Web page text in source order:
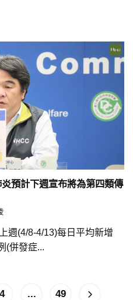
預計下週宣布將為第四類傳
週(4/8-4/13)每日平均新增
(併發症...
4 ... 49